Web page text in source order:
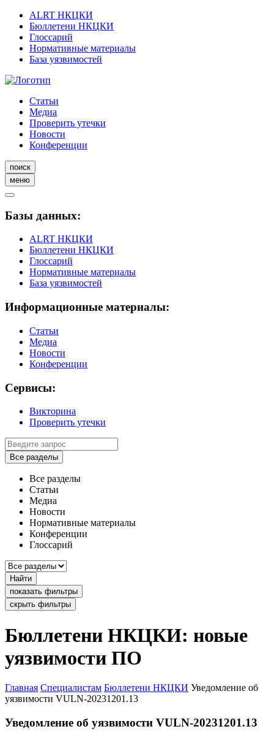
ALRT НКЦКИ
Бюллетени НКЦКИ
Глоссарий
Нормативные материалы
База уязвимостей
Статьи
Медиа
Проверить утечки
Новости
Конференции
поиск
меню
Базы данных:
ALRT НКЦКИ
Бюллетени НКЦКИ
Глоссарий
Нормативные материалы
База уязвимостей
Информационные материалы:
Статьи
Медиа
Новости
Конференции
Сервисы:
Викторина
Проверить утечки
Все разделы
Все разделы
Статьи
Медиа
Новости
Нормативные материалы
Конференции
Глоссарий
Найти
показать фильтры
скрыть фильтры
Бюллетени НКЦКИ: новые
уязвимости ПО
Главная Специалистам Бюллетени НКЦКИ Уведомление об
уязвимости VULN-20231201.13
Уведомление об уязвимости VULN-20231201.13